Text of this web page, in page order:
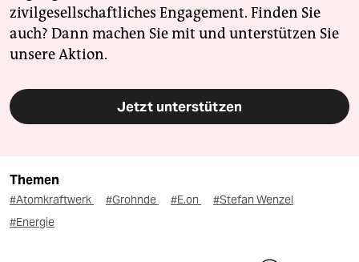
zivilgesellschaftliches Engagement. Finden Sie
auch? Dann machen Sie mit und unterstützen Sie
unsere Aktion.
Jetzt unterstützen
Themen
#Atomkraftwerk #Grohnde #E.on
#Stefan Wenzel
#Energie